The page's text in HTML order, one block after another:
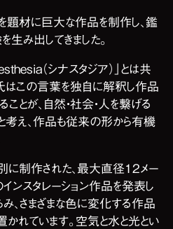
題材に巨大な作品を制作し、鑑
み出してきました。
（シナスタジア）」とは共
はこの言葉を独自に解釈し作品
とが、自然・社会・人を繋げる
考え、作品も従来の形から有機
に制作された、最大直径12メー
ンスタレーション作品を発表し
、さまざまな色に変化する作品
れています。空気と水と光とい